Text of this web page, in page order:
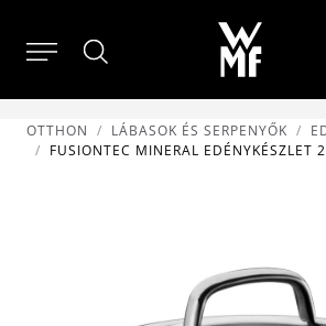
OTTHON LÁBASOK ÉS SERPENYŐK
FUSIONTEC MINERAL EDÉNYKÉSZLET